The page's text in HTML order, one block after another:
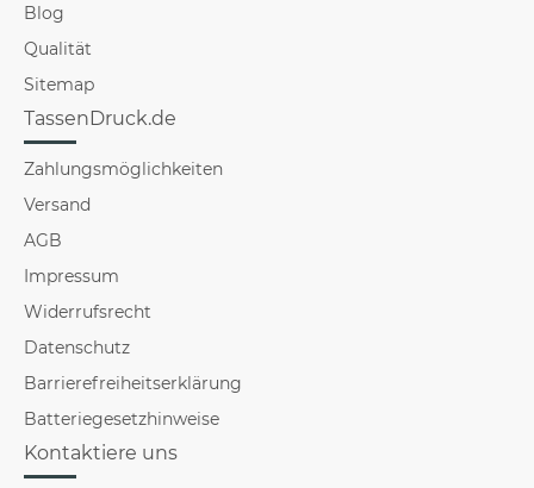
Blog
Qualität
Sitemap
TassenDruck.de
Zahlungsmöglichkeiten
Versand
AGB
Impressum
Widerrufsrecht
Datenschutz
Barrierefreiheitserklärung
Batteriegesetzhinweise
Kontaktiere uns